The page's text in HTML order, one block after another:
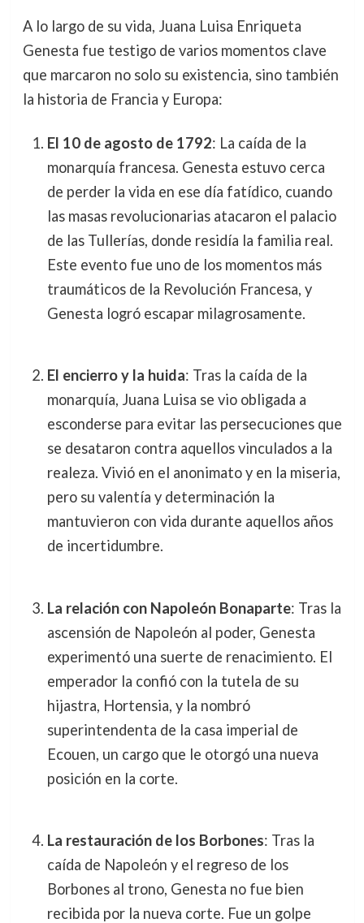
A lo largo de su vida, Juana Luisa Enriqueta
Genesta fue testigo de varios momentos clave
que marcaron no solo su existencia, sino también
la historia de Francia y Europa:
El 10 de agosto de 1792: La caída de la
monarquía francesa. Genesta estuvo cerca
de perder la vida en ese día fatídico, cuando
las masas revolucionarias atacaron el palacio
de las Tullerías, donde residía la familia real.
Este evento fue uno de los momentos más
traumáticos de la Revolución Francesa, y
Genesta logró escapar milagrosamente.
El encierro y la huida: Tras la caída de la
monarquía, Juana Luisa se vio obligada a
esconderse para evitar las persecuciones que
se desataron contra aquellos vinculados a la
realeza. Vivió en el anonimato y en la miseria,
pero su valentía y determinación la
mantuvieron con vida durante aquellos años
de incertidumbre.
La relación con Napoleón Bonaparte: Tras la
ascensión de Napoleón al poder, Genesta
experimentó una suerte de renacimiento. El
emperador la confió con la tutela de su
hijastra, Hortensia, y la nombró
superintendenta de la casa imperial de
Ecouen, un cargo que le otorgó una nueva
posición en la corte.
La restauración de los Borbones: Tras la
caída de Napoleón y el regreso de los
Borbones al trono, Genesta no fue bien
recibida por la nueva corte. Fue un golpe